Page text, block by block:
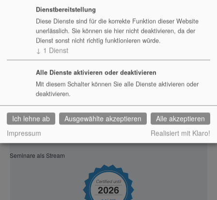
Größere Karte anzeigen
Rostock
Stuttgart
Ulm
Wuppertal
Würzburg
Seminare als Stream
Dienstbereitstellung
Diese Dienste sind für die korrekte Funktion dieser Website
unerlässlich. Sie können sie hier nicht deaktivieren, da der
Dienst sonst nicht richtig funktionieren würde.
↓ 1 Dienst
Alle Dienste aktivieren oder deaktivieren
Mit diesem Schalter können Sie alle Dienste aktivieren oder
deaktivieren.
Ich lehne ab Ausgewählte akzeptieren
Alle akzeptieren
Impressum
Realisiert mit Klaro!